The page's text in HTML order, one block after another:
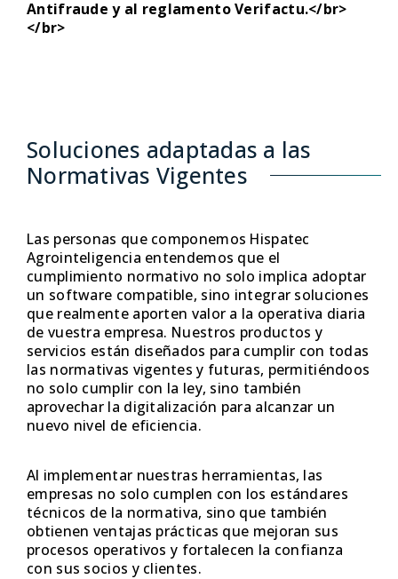
Antifraude y al reglamento Verifactu.</br>
</br>
Soluciones adaptadas a las
Normativas Vigentes
Las personas que componemos Hispatec
Agrointeligencia entendemos que el
cumplimiento normativo no solo implica adoptar
un software compatible, sino integrar soluciones
que realmente aporten valor a la operativa diaria
de vuestra empresa. Nuestros productos y
servicios están diseñados para cumplir con todas
las normativas vigentes y futuras, permitiéndoos
no solo cumplir con la ley, sino también
aprovechar la digitalización para alcanzar un
nuevo nivel de eficiencia.
Al implementar nuestras herramientas, las
empresas no solo cumplen con los estándares
técnicos de la normativa, sino que también
obtienen ventajas prácticas que mejoran sus
procesos operativos y fortalecen la confianza
con sus socios y clientes.